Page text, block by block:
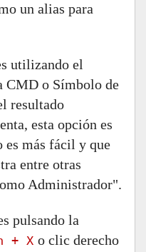
un alias para
utilizando el
CMD o Símbolo de
resultado
esta opción es
es más fácil y que
entre otras
Administrador".
pulsando la
+ X o clic derecho